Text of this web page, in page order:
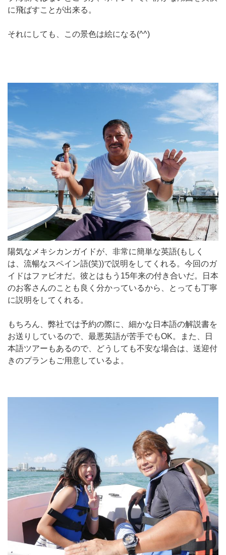
に飛ばすことが出来る。
それにしても、この景色は絵になる(^^)
陽気なメキシカンガイドが、非常に簡単な英語(もしく
は、流暢なスペイン語(笑))で説明をしてくれる。今回のガ
イドはファビオだ。彼とはもう15年来の付き合いだ。日本
のお客さんのことも良く分かっているから、とっても丁寧
に説明をしてくれる。
もちろん、弊社では予約の際に、細かな日本語の解説書を
お送りしているので、最悪英語が苦手でもOK。また、日
本語ツアーもあるので、どうしても不安な場合は、送迎付
きのプランもご用意しているよ。